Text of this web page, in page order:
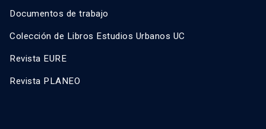
Documentos de trabajo
Colección de Libros Estudios Urbanos UC
Revista EURE
Revista PLANEO